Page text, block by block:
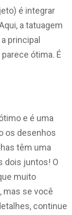
é integrar
a tatuagem
principal
ótima. É
e é uma
os desenhos
têm uma
dois juntos! O
muito
mas se você
continue